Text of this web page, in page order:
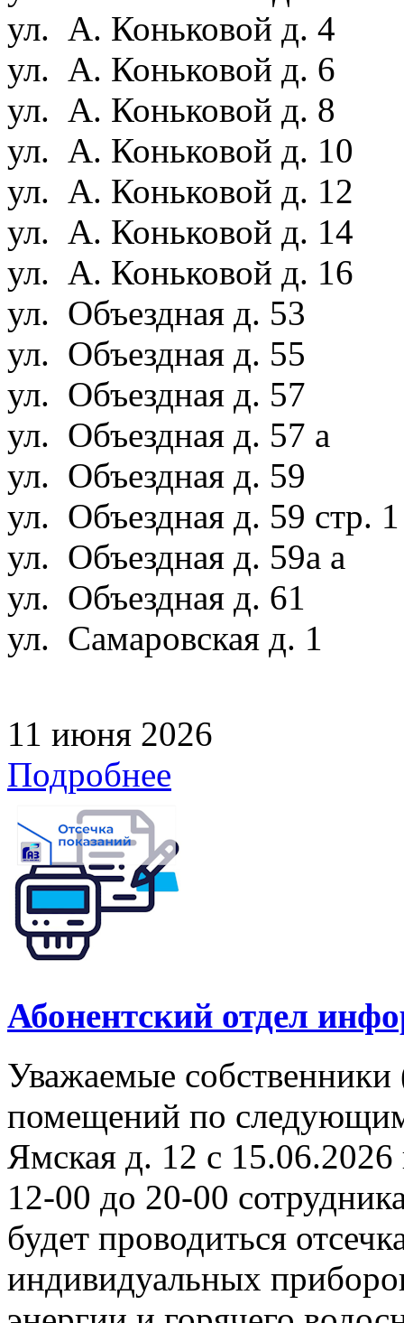
ул. А. Коньковой д. 4
ул. А. Коньковой д. 6
ул. А. Коньковой д. 8
ул. А. Коньковой д. 10
ул. А. Коньковой д. 12
ул. А. Коньковой д. 14
ул. А. Коньковой д. 16
ул. Объездная д. 53
ул. Объездная д. 55
ул. Объездная д. 57
ул. Объездная д. 57 а
ул. Объездная д. 59
ул. Объездная д. 59 стр.
ул. Объездная д. 59а а
ул. Объездная д. 61
ул. Самаровская д. 1
11 июня 2026
Подробнее
Абонентский отдел
Уважаемые
помещений по
Ямская д. 12 с
12-00 до 20-00
будет проводиться
индивидуальных